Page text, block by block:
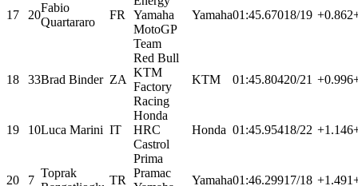
17 20
Fabio
Quartararo
FR
Yamaha
MotoGP
Team
Yamaha01:45.67018/19 +0.862
18 33Brad Binder ZA
Red Bull
KTM
Factory
Racing
KTM 01:45.80420/21 +0.996
19 10Luca Marini IT
Honda
HRC
Castrol
Honda 01:45.95418/22 +1.146
20 7
Toprak
TR
Prima
Pramac
Yamaha01:46.29917/18 +1.491